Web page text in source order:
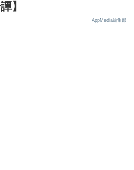
】
AppMedia編集部